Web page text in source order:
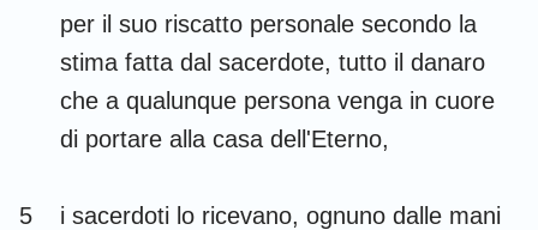
per il suo riscatto personale secondo la
stima fatta dal sacerdote, tutto il danaro
che a qualunque persona venga in cuore
di portare alla casa dell'Eterno,
5
i sacerdoti lo ricevano, ognuno dalle mani